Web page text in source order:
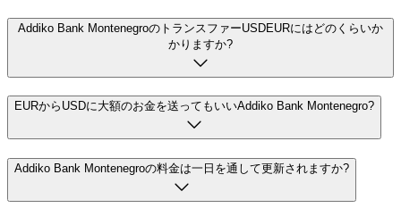
Addiko Bank MontenegroのトランスファーUSDEURにはどのくらいか
かりますか?
EURからUSDに大額のお金を送ってもいいAddiko Bank Montenegro?
Addiko Bank Montenegroの料金は一日を通して更新されますか?